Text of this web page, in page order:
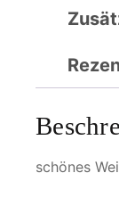
schönes